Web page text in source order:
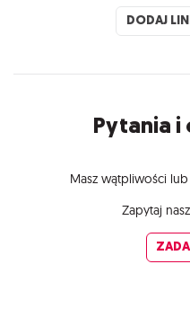
DODAJ
Pytania
Masz wątpliwości
Zapytaj